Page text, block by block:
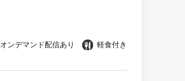
オンデマンド配信あり 軽食付き